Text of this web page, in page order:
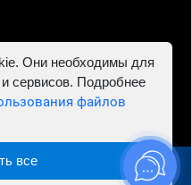
ИНН 781302555843,
- Автосервис "Евро
Они необходимы для
сервисов. Подробнее
файлов
все